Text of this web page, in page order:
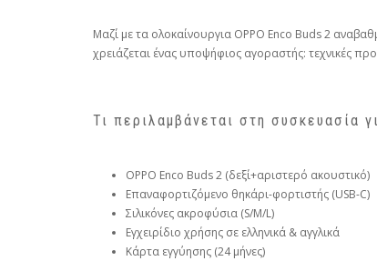
Μαζί με τα ολοκαίνουργια OPPO Enco Buds 2
χρειάζεται ένας υποψήφιος αγοραστής: τεχνικές
Τι περιλαμβάνεται στη συσκευασία
OPPO Enco Buds 2 (δεξί+αριστερό ακουστικό)
Επαναφορτιζόμενο θηκάρι-φορτιστής (USB-C)
Σιλικόνες ακροφύσια (S/M/L)
Εγχειρίδιο χρήσης σε ελληνικά & αγγλικά
Κάρτα εγγύησης (24 μήνες)